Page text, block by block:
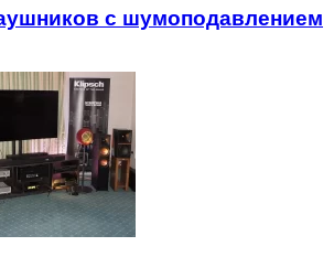
с шумоподавлением